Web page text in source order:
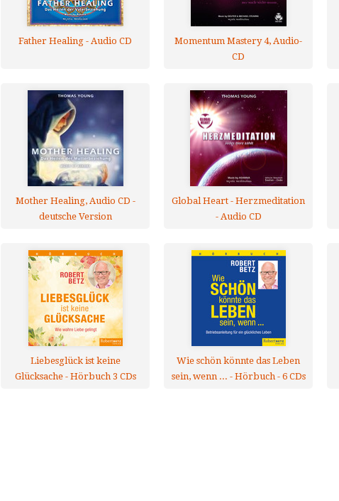
Father Healing - Audio CD
Momentum Mastery 4, Audio-
CD
Mother Healing, Audio CD -
deutsche Version
Global Heart - Herzmeditation
- Audio CD
Liebesglück ist keine
Glücksache - Hörbuch 3 CDs
Wie schön könnte das Leben
sein, wenn ... - Hörbuch - 6 CDs